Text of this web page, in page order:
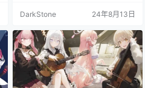
DarkStone 24年8月13日